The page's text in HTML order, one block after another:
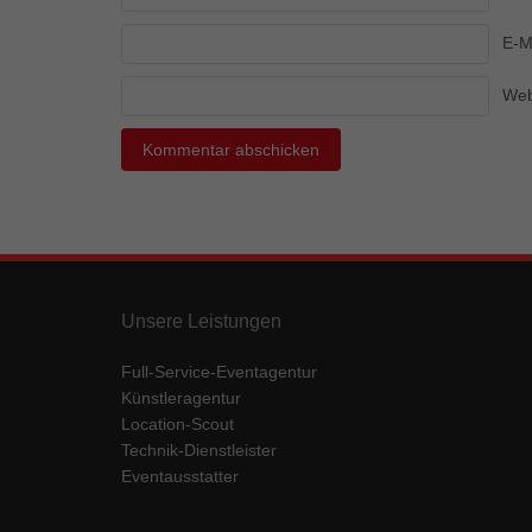
E-
Unsere Leistungen
Full-Service-Eventagentur
Künstleragentur
Location-Scout
Technik-Dienstleister
Eventausstatter